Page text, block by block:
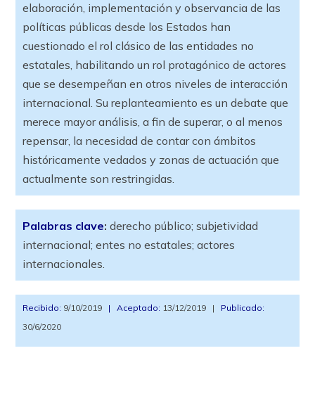
elaboración, implementación y observancia de las
políticas públicas desde los Estados han
cuestionado el rol clásico de las entidades no
estatales, habilitando un rol protagónico de actores
que se desempeñan en otros niveles de interacción
internacional. Su replanteamiento es un debate que
merece mayor análisis, a fin de superar, o al menos
repensar, la necesidad de contar con ámbitos
históricamente vedados y zonas de actuación que
actualmente son restringidas.
Palabras clave: derecho público; subjetividad
internacional; entes no estatales; actores
internacionales.
Recibido: 9/10/2019 | Aceptado: 13/12/2019 | Publicado:
30/6/2020